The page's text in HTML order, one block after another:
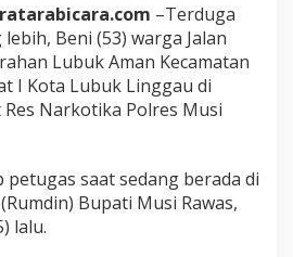
t
i
M
u
s
i
a
s
–Terduga
Beni (53) warga Jalan
Lubuk Aman Kecamatan
I Kota Lubuk Linggau di
Narkotika Polres Musi
saat sedang berada di
Bupati Musi Rawas,
lalu.